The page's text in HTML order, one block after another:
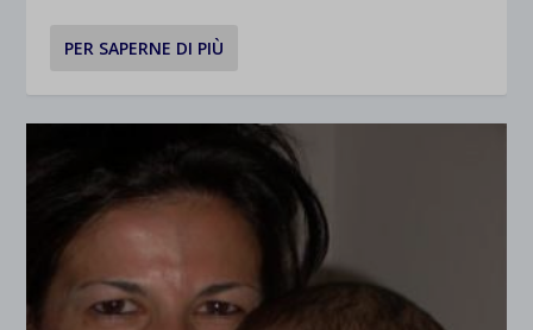
PER SAPERNE DI PIÙ